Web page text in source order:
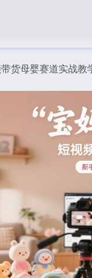
货母婴赛道实战